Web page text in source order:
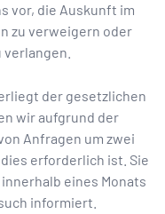
vor, die Auskunft im
zu verweigern oder
der gesetzlichen
wir aufgrund der
Anfragen um zwei
erforderlich ist. Sie
eines Monats
informiert.